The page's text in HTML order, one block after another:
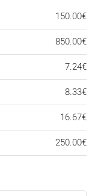
150.00€
850.00€
7.24€
8.33€
16.67€
250.00€